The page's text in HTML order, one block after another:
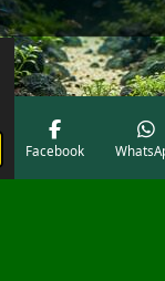
Facebook